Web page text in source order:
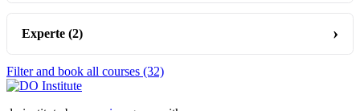
Experte(2)
Filter and book all courses (32)